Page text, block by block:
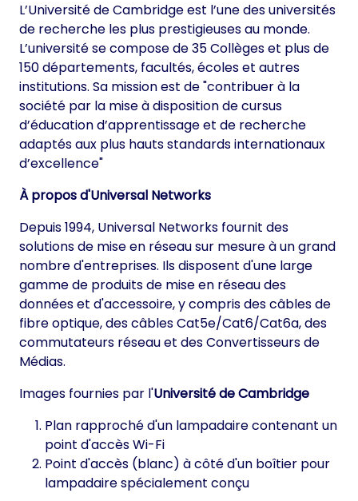
L’Université de Cambridge est l’une des universités
de recherche les plus prestigieuses au monde.
L’université se compose de 35 Collèges et plus de
150 départements, facultés, écoles et autres
institutions. Sa mission est de "contribuer à la
société par la mise à disposition de cursus
d’éducation d’apprentissage et de recherche
adaptés aux plus hauts standards internationaux
d’excellence"
À propos d'Universal Networks
Depuis 1994, Universal Networks fournit des
solutions de mise en réseau sur mesure à un grand
nombre d'entreprises. Ils disposent d'une large
gamme de produits de mise en réseau des
données et d'accessoire, y compris des câbles de
fibre optique, des câbles Cat5e/Cat6/Cat6a, des
commutateurs réseau et des Convertisseurs de
Médias.
Images fournies par l'Université de Cambridge
Plan rapproché d'un lampadaire contenant un
point d'accès Wi-Fi
Point d'accès (blanc) à côté d'un boîtier pour
lampadaire spécialement conçu